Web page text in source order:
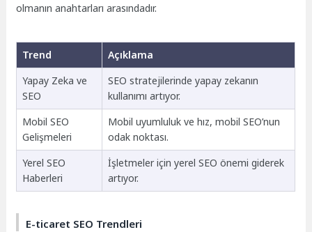
olmanın anahtarları arasındadır.
Trend
Açıklama
Yapay Zeka ve
SEO
SEO stratejilerinde yapay zekanın
kullanımı artıyor.
Mobil SEO
Gelişmeleri
Mobil uyumluluk ve hız, mobil SEO’nun
odak noktası.
Yerel SEO
Haberleri
İşletmeler için yerel SEO önemi giderek
artıyor.
E-ticaret SEO Trendleri